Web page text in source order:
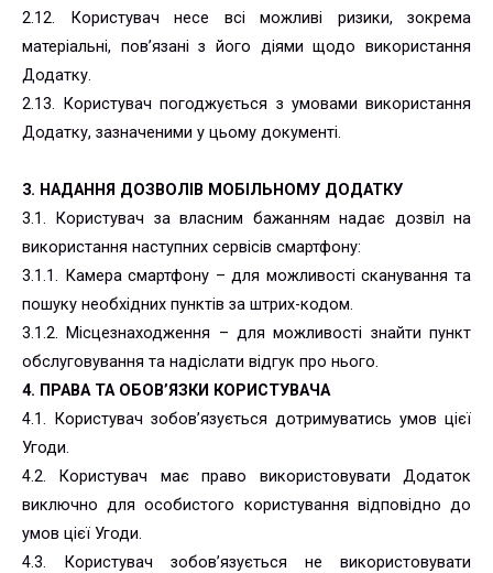
2.12. Користувач несе всі можливі ризики, зокрема
матеріальні, пов’язані з його діями щодо використання
Додатку.
2.13. Користувач погоджується з умовами використання
Додатку, зазначеними у цьому документі.
3. НАДАННЯ ДОЗВОЛІВ МОБІЛЬНОМУ ДОДАТКУ
3.1. Користувач за власним бажанням надає дозвіл на
використання наступних сервісів смартфону:
3.1.1. Камера смартфону – для можливості сканування та
пошуку необхідних пунктів за штрих-кодом.
3.1.2. Місцезнаходження – для можливості знайти пункт
обслуговування та надіслати відгук про нього.
4. ПРАВА ТА ОБОВ’ЯЗКИ КОРИСТУВАЧА
4.1. Користувач зобов’язується дотримуватись умов цієї
Угоди.
4.2. Користувач має право використовувати Додаток
виключно для особистого користування відповідно до
умов цієї Угоди.
4.3. Користувач зобов’язується не використовувати